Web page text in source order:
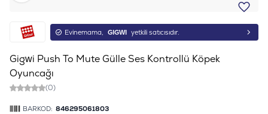
Evinemama, GIGWI yetkili satıcısıdır.
Gigwi Push To Mute Gülle Ses Kontrollü Köpek
Oyuncağı
(0)
BARKOD: 846295061803